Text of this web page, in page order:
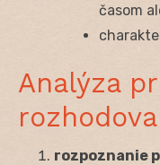
časom
Analýza
rozpoznanie